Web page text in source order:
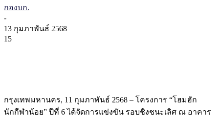
กองบก.
-
13 กุมภาพันธ์ 2568
15
กรุงเทพมหานคร, 11 กุมภาพันธ์ 2568 – โครงการ “โฮมฮัก
นักกีฬาน้อย” ปีที่ 6 ได้จัดการแข่งขัน รอบชิงชนะเลิศ ณ อาคาร